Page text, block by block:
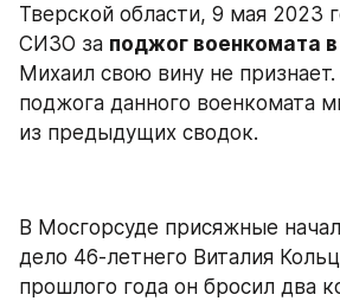
Тверской области, 9 мая 2023
СИЗО за поджог военкомата
Михаил свою вину не
поджога данного военкомата
из предыдущих сводок.
В Мосгорсуде присяжные
дело 46-летнего Виталия
прошлого года он бросил два